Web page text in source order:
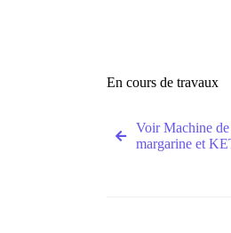
En cours de travaux
Voir Machine de
margarine et